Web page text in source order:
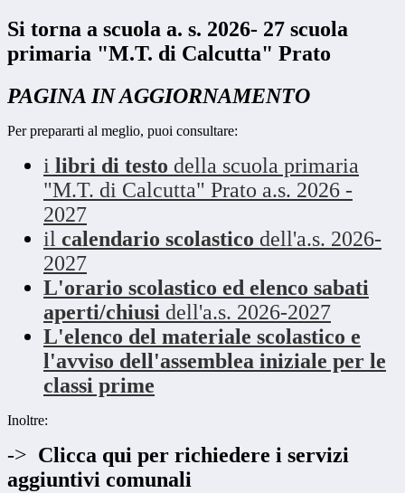
Si torna a scuola a. s. 2026- 27 scuola
primaria "M.T. di Calcutta" Prato
PAGINA IN AGGIORNAMENTO
Per prepararti al meglio, puoi consultare:
i libri di testo della scuola primaria
"M.T. di Calcutta" Prato a.s. 2026 -
2027
il calendario scolastico dell'a.s. 2026-
2027
L'orario scolastico ed elenco sabati
aperti/chiusi dell'a.s. 2026-2027
L'elenco del materiale scolastico e
l'avviso dell'assemblea iniziale per le
classi prime
Inoltre:
-> Clicca qui per richiedere i servizi
aggiuntivi comunali